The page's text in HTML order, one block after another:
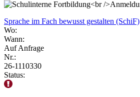
Sprache im Fach bewusst gestalten (SchiF)
Wo:
Wann:
Auf Anfrage
Nr.:
26-1110330
Status: